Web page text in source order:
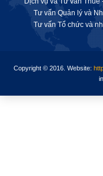
Tư vấn Quản lý và
Tư vấn Tổ chức và
Copyright © 2016. Website: